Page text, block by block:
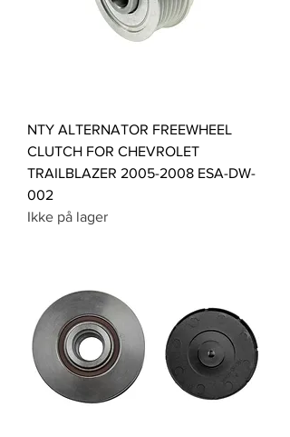
NTY ALTERNATOR FREEWHEEL
CLUTCH FOR CHEVROLET
TRAILBLAZER 2005-2008 ESA-DW-
002
Ikke på lager